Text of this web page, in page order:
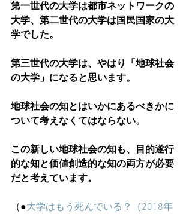
第一世代の大学は都市ネットワークの
大学、第二世代の大学は国民国家の大
学でした。
第三世代の大学は、やはり「地球社会
の大学」になると思います。
地球社会の知とはいかにあるべきかに
ついて考えなくてはならない。
この新しい地球社会の知も、目的遂行
的な知と価値創造的な知の両方が必要
だと考えています。
（●大学はもう死んでいる？（2018年